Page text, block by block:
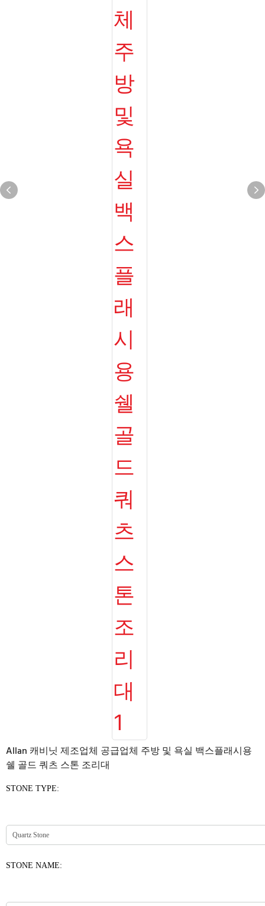
Allan 캐비닛 제조업체 공급업체 주방 및 욕실 백스플래시용
쉘 골드 쿼츠 스톤 조리대
STONE TYPE:
STONE NAME: